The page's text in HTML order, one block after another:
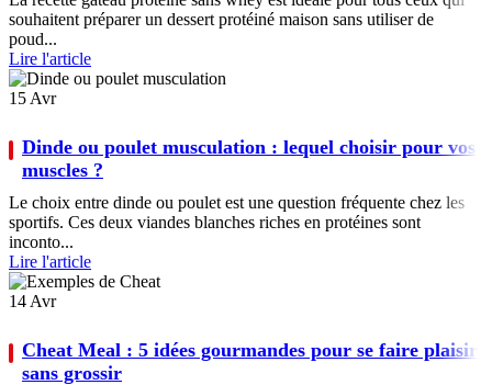
souhaitent préparer un dessert protéiné maison sans utiliser de
poud...
Lire l'article
15 Avr
Dinde ou poulet musculation : lequel choisir pour vos
muscles ?
Le choix entre dinde ou poulet est une question fréquente chez les
sportifs. Ces deux viandes blanches riches en protéines sont
inconto...
Lire l'article
14 Avr
Cheat Meal : 5 idées gourmandes pour se faire plaisir
sans grossir